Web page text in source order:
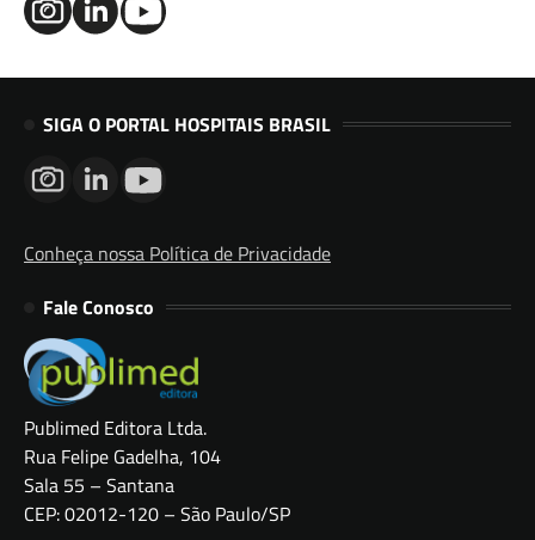
SIGA O PORTAL HOSPITAIS BRASIL
Conheça nossa Política de Privacidade
Fale Conosco
Publimed Editora Ltda.
Rua Felipe Gadelha, 104
Sala 55 – Santana
CEP: 02012-120 – São Paulo/SP